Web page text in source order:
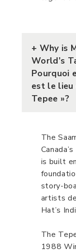
+ Why is
World’s
Pourquoi
est le lieu
Tepee »?
The
is built
story-
artists
Hat’s
The
1988